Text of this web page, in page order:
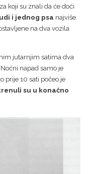
koji su znali da će doći
i jednog psa najviše
na dva vozila
jutarnjim satima dva
napad samo je
prije 10 sati počeo je
su u konačno